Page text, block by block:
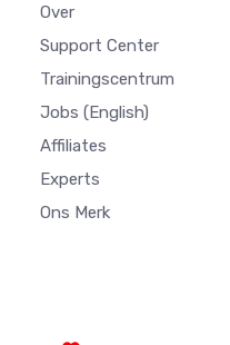
Over
Support Center
Trainingscentrum
Jobs (English)
Affiliates
Experts
Ons Merk